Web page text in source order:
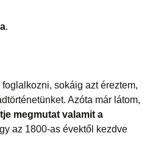
.
sokáig azt éreztem,
Azóta már látom,
megmutat valamit a
az 1800-as évektől kezdve